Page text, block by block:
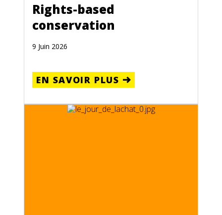
Rights-based
conservation
9 Juin 2026
EN SAVOIR PLUS